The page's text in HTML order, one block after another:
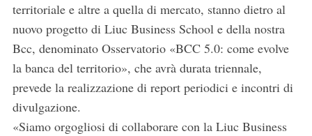
territoriale e altre a quella di mercato, stanno dietro al
nuovo progetto di Liuc Business School e della nostra
Bcc, denominato Osservatorio «BCC 5.0: come evolve
la banca del territorio», che avrà durata triennale,
prevede la realizzazione di report periodici e incontri di
divulgazione.
«Siamo orgogliosi di collaborare con la Liuc Business